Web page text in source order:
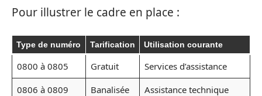
Pour illustrer le cadre en place :
Type de numéro Tarification Utilisation courante
0800 à 0805 Gratuit
Services d’assistance
0806 à 0809
Banalisée
Assistance technique